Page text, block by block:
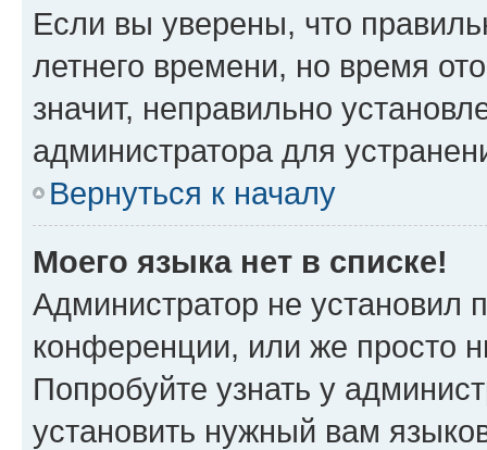
Если вы уверены, что
летнего времени, но время
значит, неправильно
администратора для
Вернуться к началу
Моего языка нет в списке!
Администратор не установил
конференции, или же просто
Попробуйте узнать у
установить нужный вам